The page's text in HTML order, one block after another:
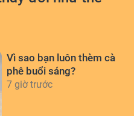
Vì sao bạn luôn thèm cà
phê buổi sáng?
7 giờ trước